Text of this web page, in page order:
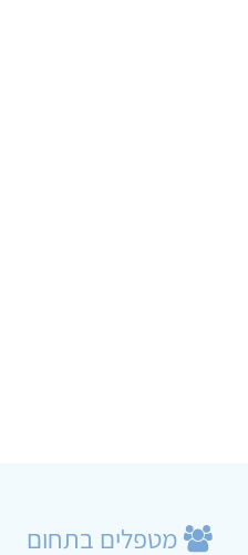
מטפלים בתחום